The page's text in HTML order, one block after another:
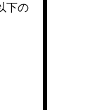
下の